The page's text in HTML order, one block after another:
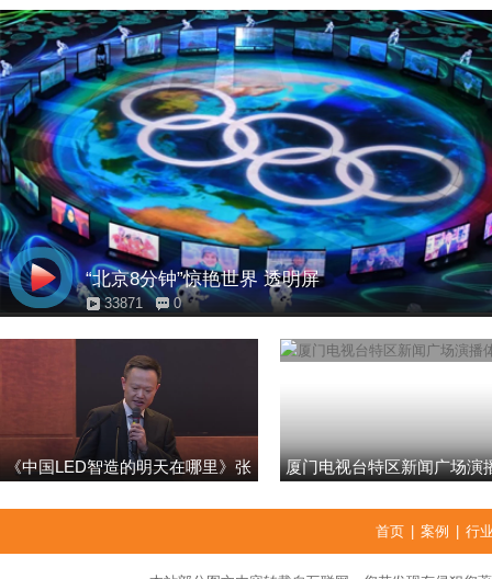
“北京8分钟”惊艳世界 透明屏
33871 0
《中国LED智造的明天在哪里》张
厦门电视台特区新闻广场演
首页 案例 行